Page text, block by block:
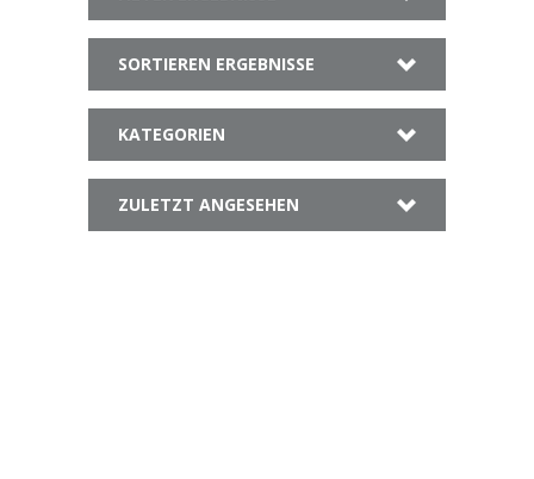
SORTIEREN ERGEBNISSE
KATEGORIEN
ZULETZT ANGESEHEN